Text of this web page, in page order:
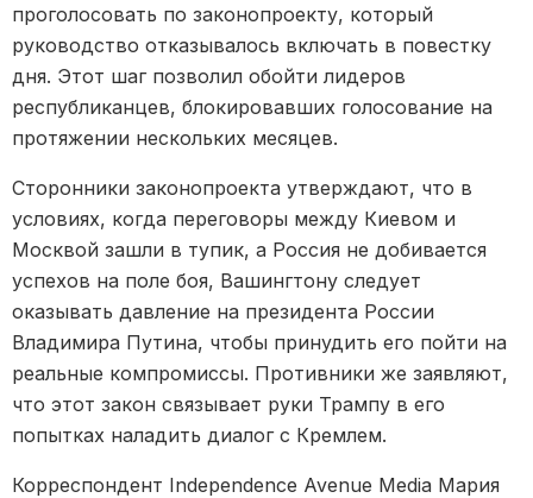
проголосовать по законопроекту, который
руководство отказывалось включать в повестку
дня. Этот шаг позволил обойти лидеров
республиканцев, блокировавших голосование на
протяжении нескольких месяцев.
Сторонники законопроекта утверждают, что в
условиях, когда переговоры между Киевом и
Москвой зашли в тупик, а Россия не добивается
успехов на поле боя, Вашингтону следует
оказывать давление на президента России
Владимира Путина, чтобы принудить его пойти на
реальные компромиссы. Противники же заявляют,
что этот закон связывает руки Трампу в его
попытках наладить диалог с Кремлем.
Корреспондент Independence Avenue Media Мария